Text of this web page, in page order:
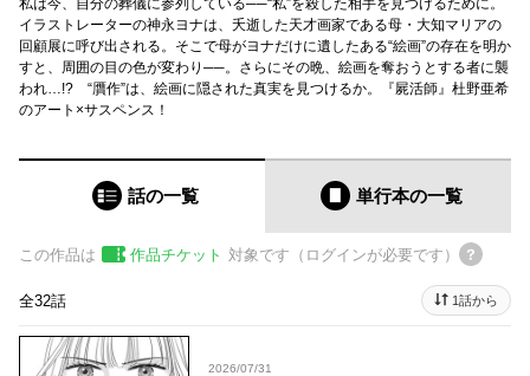
私は今、自分の葬儀に参列している──“私”を殺した相手を見つけるために。
イラストレーターの神永ヨナは、夭逝した天才画家である母・大知マリアの
回顧展に呼び出される。そこで母がヨナだけに遺したある“絵画”の存在を明か
すと、周囲の目の色が変わり──。さらにその晩、絵画を奪おうとする者に襲
われ…!? “贋作”は、絵画に隠された真実を見つけるか。『屍活師』杜野亜希
のアート×サスペンス！
話の一覧 単行本の一覧
この作品は 作品チケット 対象です（ログインが必要です）
全32話 1話から
2026/07/31